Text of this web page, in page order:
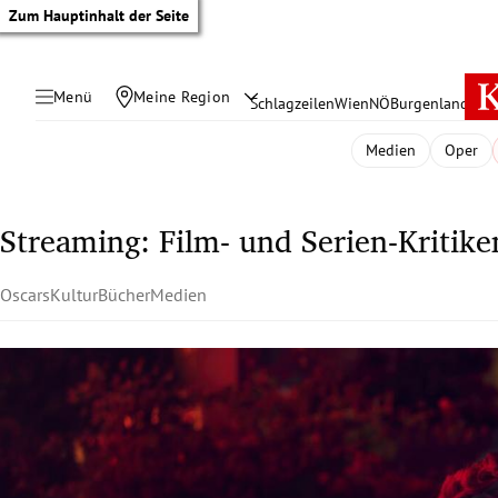
Zum Hauptinhalt der Seite
Menü Meine Region SchlagzeilenWienNÖBurgenland
Untermenü
Untermenü
Medien Oper
Streaming: Film- und Serien-
OscarsKulturBücherMedien